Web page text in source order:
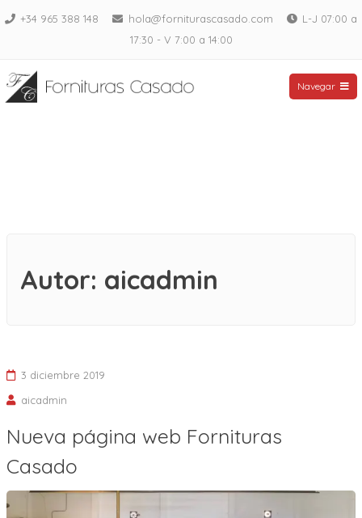
Saltar+34 965 388 148 hola@forniturascasado.com
L-J 07:00 a
17:30 - V 7:00 a 14:00
Fornituras Casado
Navegar
Autor: aicadmin
3 diciembre 2019
aicadmin
Nueva página web Fornituras
Casado